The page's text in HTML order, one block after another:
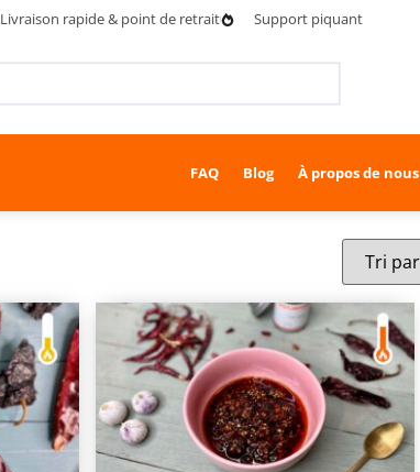
Livraison rapide & point de retrait Support piquant
FAQ Blog À propos de nous